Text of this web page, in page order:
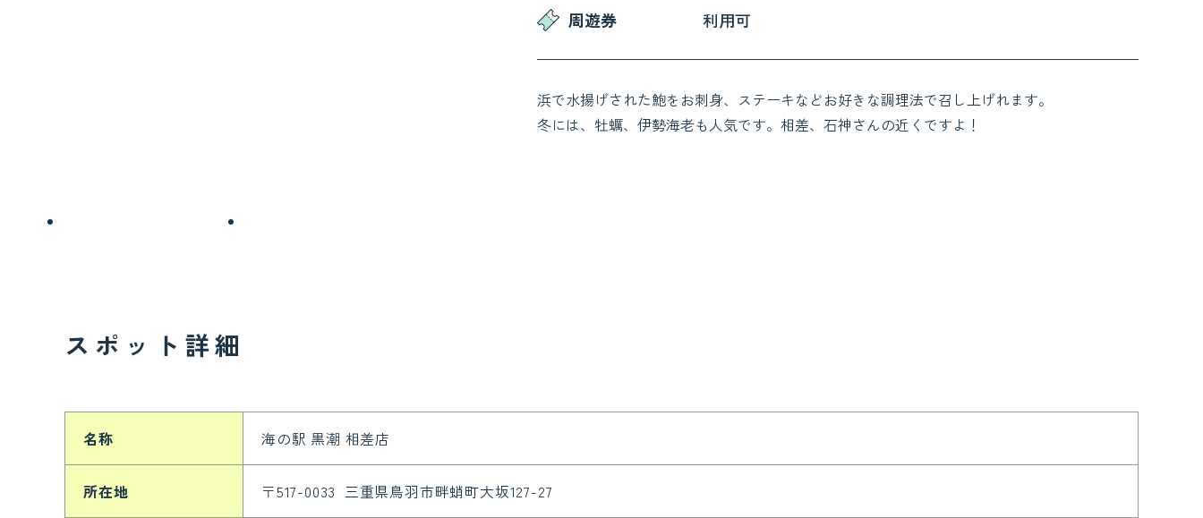
周遊券
利用可
浜で水揚げされた鮑をお刺身、ステーキなどお好きな調理法で召し上げれます。
冬には、牡蠣、伊勢海老も人気です。相差、石神さんの近くですよ！
スポット詳細
名称 海の駅 黒潮 相差店
所在地 〒517-0033 三重県鳥羽市畔蛸町大坂127-27